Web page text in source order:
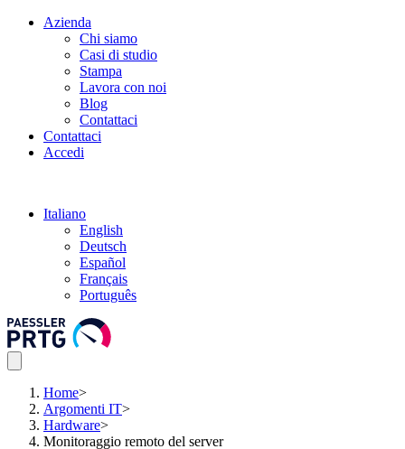
Azienda
Chi siamo
Casi di studio
Stampa
Lavora con noi
Blog
Contattaci
Contattaci
Accedi
Italiano
English
Deutsch
Español
Français
Português
Home>
Argomenti IT>
Hardware>
Monitoraggio remoto del server